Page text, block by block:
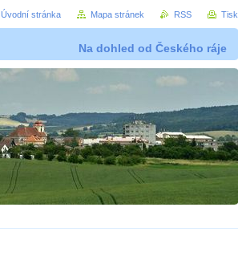
Na dohled od Českého ráje
Úvodní stránka Mapa stránek RSS Tisk